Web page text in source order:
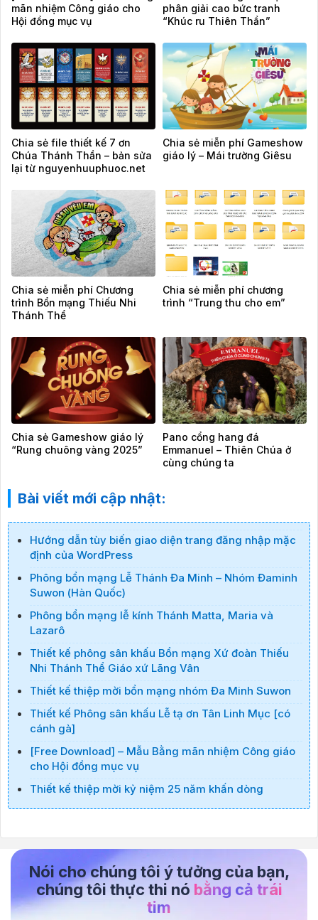
mãn nhiệm Công giáo cho
Hội đồng mục vụ
phân giải cao bức tranh
“Khúc ru Thiên Thần”
Chia sẻ file thiết kế 7 ơn
Chúa Thánh Thần – bản sửa
lại từ nguyenhuuphuoc.net
Chia sẻ miễn phí Gameshow
giáo lý – Mái trường Giêsu
Chia sẻ miễn phí Chương
trình Bổn mạng Thiếu Nhi
Thánh Thể
Chia sẻ miễn phí chương
trình “Trung thu cho em”
Chia sẻ Gameshow giáo lý
“Rung chuông vàng 2025”
Pano cổng hang đá
Emmanuel – Thiên Chúa ở
cùng chúng ta
Bài viết mới cập nhật:
Hướng dẫn tùy biến giao diện trang đăng nhập mặc
định của WordPress
Phông bổn mạng Lễ Thánh Đa Minh – Nhóm Đaminh
Suwon (Hàn Quốc)
Phông bổn mạng lễ kính Thánh Matta, Maria và
Lazarô
Thiết kế phông sân khấu Bổn mạng Xứ đoàn Thiếu
Nhi Thánh Thể Giáo xứ Lãng Vân
Thiết kế thiệp mời bổn mạng nhóm Đa Minh Suwon
Thiết kế Phông sân khấu Lễ tạ ơn Tân Linh Mục [có
cánh gà]
[Free Download] – Mẫu Bằng mãn nhiệm Công giáo
cho Hội đồng mục vụ
Thiết kế thiệp mời kỷ niệm 25 năm khấn dòng
Nói cho chúng tôi ý tưởng của bạn,
chúng tôi thực thi nó bằng cả trái
tim